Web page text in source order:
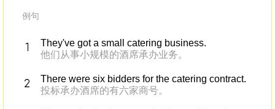
例句
They've got a small catering business.
他们从事小规模的酒席承办业务。
There were six bidders for the catering contract.
投标承办酒席的有六家商号。